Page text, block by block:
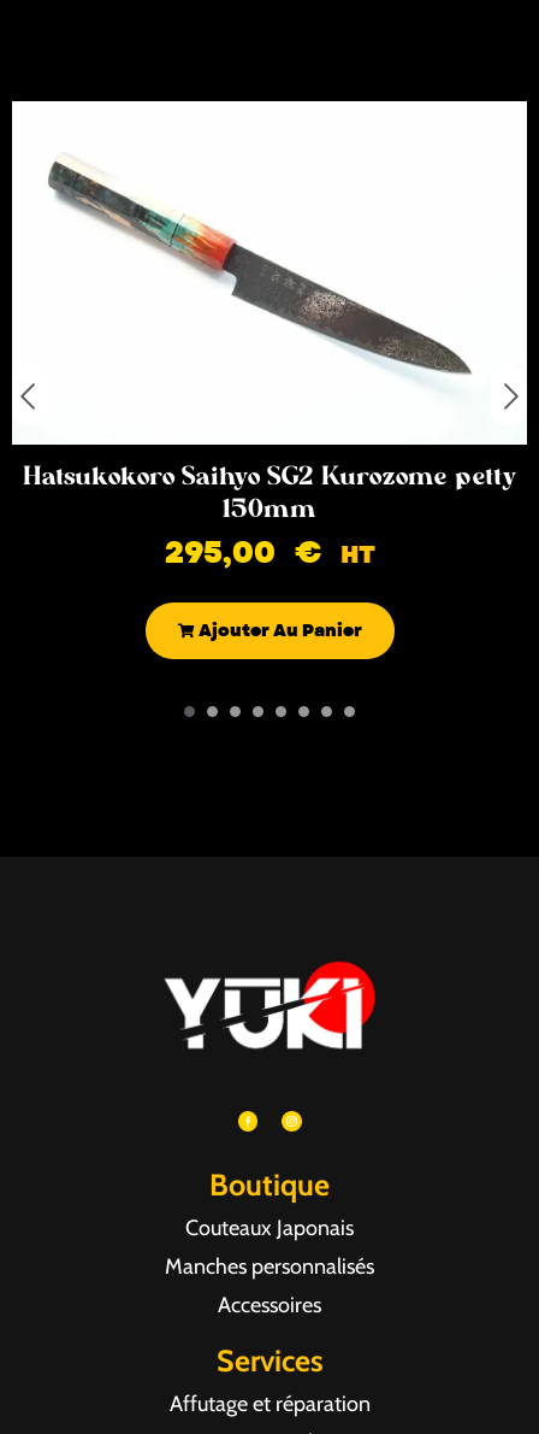
Hatsukokoro Saihyo SG2 Kurozome petty
150mm
295,00 € HT
Ajouter Au Panier
Boutique
Couteaux Japonais
Manches personnalisés
Accessoires
Services
Affutage et réparation